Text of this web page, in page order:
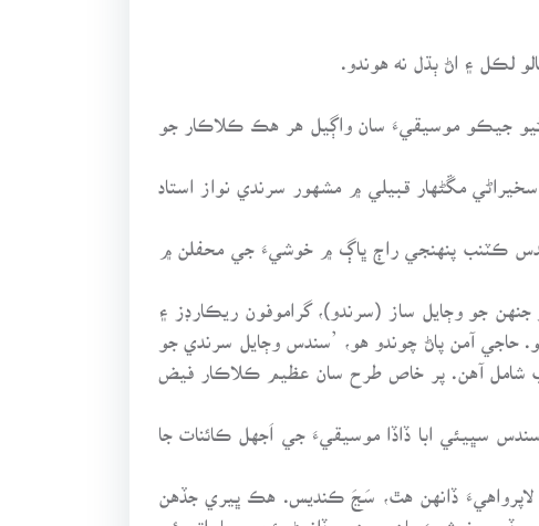
لڪل ۽ اڻ ٻڌل نه هوندو.
جيڪو موسيقيءَ سان واڳيل هر هڪ ڪلاڪار جو
مڱڻهار قبيلي ۾ مشهور سرندي نواز استاد
ڪٽنب پنهنجي راڄ ڀاڳ ۾ خوشيءَ جي محفلن ۾
جو وڄايل ساز (سرندو)، گراموفون ريڪارڊز ۽
حاجي آمن پاڻ چوندو هو، ’سندس وڄايل سرندي جو
شامل آهن. پر خاص طرح سان عظيم ڪلاڪار فيض
سڀيئي ابا ڏاڏا موسيقيءَ جي اَجهل ڪائنات جا
ڏانهن هٿ، سَڃَ ڪنديس. هڪ ڀيري جڏهن
ڏسي خوشيءَ مان پيرن ۾ ڏانوڻ پئجي ويا. اتي ئي